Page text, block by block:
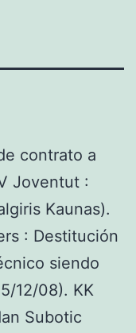
contrato a
Joventut :
Kaunas).
: Destitución
siendo
12/08). KK
Subotic